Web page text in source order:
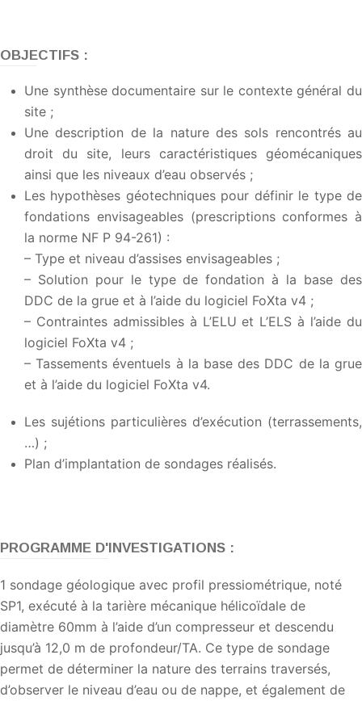
OBJECTIFS :
Une synthèse documentaire sur le contexte général du
site ;
Une description de la nature des sols rencontrés au
droit du site, leurs caractéristiques géomécaniques
ainsi que les niveaux d’eau observés ;
Les hypothèses géotechniques pour définir le type de
fondations envisageables (prescriptions conformes à
la norme NF P 94-261) :
– Type et niveau d’assises envisageables ;
– Solution pour le type de fondation à la base des
DDC de la grue et à l’aide du logiciel FoXta v4 ;
– Contraintes admissibles à L’ELU et L’ELS à l’aide du
logiciel FoXta v4 ;
– Tassements éventuels à la base des DDC de la grue
et à l’aide du logiciel FoXta v4.
Les sujétions particulières d’exécution (terrassements,
…) ;
Plan d’implantation de sondages réalisés.
PROGRAMME D'INVESTIGATIONS :
1 sondage géologique avec profil pressiométrique, noté
SP1, exécuté à la tarière mécanique hélicoïdale de
diamètre 60mm à l’aide d’un compresseur et descendu
jusqu’à 12,0 m de profondeur/TA. Ce type de sondage
permet de déterminer la nature des terrains traversés,
d’observer le niveau d’eau ou de nappe, et également de